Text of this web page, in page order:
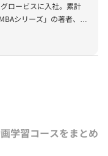
ロービスに入社。累計
シリーズ」の著者、プ
ビジネス思考法45』
ムワーク50』『ビジネ
キング教室』『［実況』
営理念』（以上PHP研
バイアス』『KSFとは』
ービスMBAマネジメン
ブックⅡ』『MBA定量
ラン』『ストーリーで
学習コースをまとめ